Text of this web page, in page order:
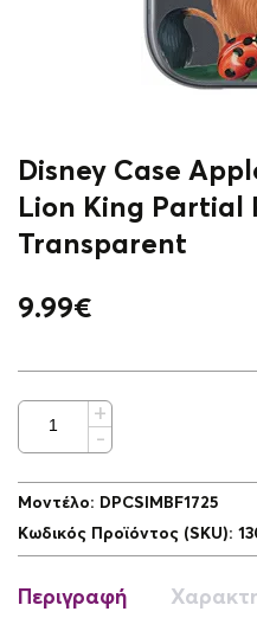
Disney Case
Lion King Partial
Transparent
9.99€
Μοντέλο: DPCSIMBF1725
Κωδικός Προϊόντος (SKU):
Περιγραφή